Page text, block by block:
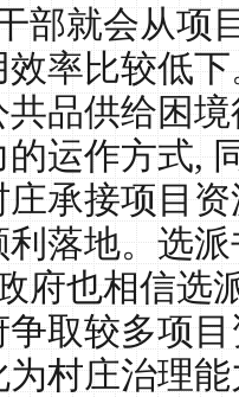
部就会从项
率比较低
品供给困
运作方式,
承接项目
落地。选
府也相信选
取较多项
村庄治理能